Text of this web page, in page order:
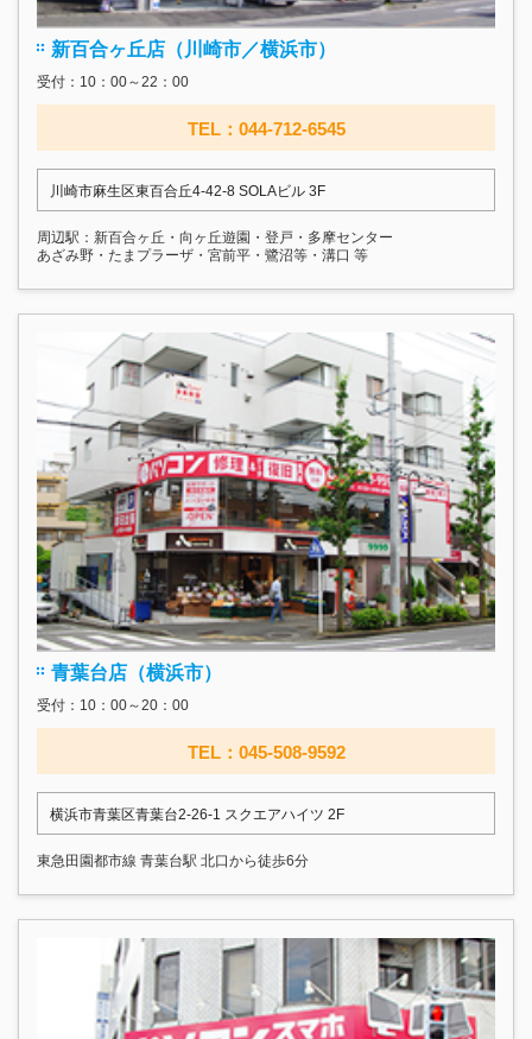
新百合ヶ丘店（川崎市／横浜市）
受付：10：00～22：00
TEL：044-712-6545
川崎市麻生区東百合丘4-42-8 SOLAビル 3F
周辺駅：新百合ヶ丘・向ヶ丘遊園・登戸・多摩センター
あざみ野・たまプラーザ・宮前平・鷺沼等・溝口 等
青葉台店（横浜市）
受付：10：00～20：00
TEL：045-508-9592
横浜市青葉区青葉台2-26-1 スクエアハイツ 2F
東急田園都市線 青葉台駅 北口から徒歩6分